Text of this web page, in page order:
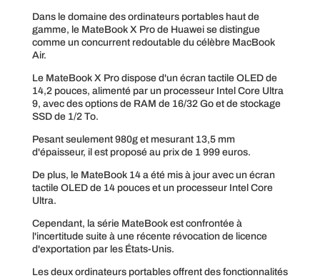
Dans le domaine des ordinateurs portables haut de
gamme, le MateBook X Pro de Huawei se distingue
comme un concurrent redoutable du célèbre MacBook
Air.
Le MateBook X Pro dispose d'un écran tactile OLED de
14,2 pouces, alimenté par un processeur Intel Core Ultra
9, avec des options de RAM de 16/32 Go et de stockage
SSD de 1/2 To.
Pesant seulement 980g et mesurant 13,5 mm
d'épaisseur, il est proposé au prix de 1 999 euros.
De plus, le MateBook 14 a été mis à jour avec un écran
tactile OLED de 14 pouces et un processeur Intel Core
Ultra.
Cependant, la série MateBook est confrontée à
l'incertitude suite à une récente révocation de licence
d'exportation par les États-Unis.
Les deux ordinateurs portables offrent des fonctionnalités